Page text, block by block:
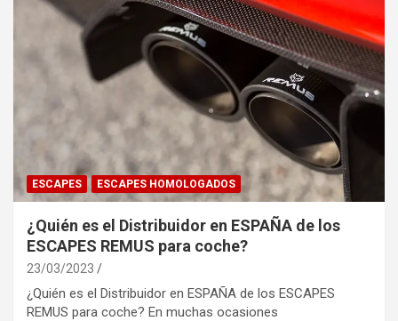
ESCAPES ESCAPES HOMOLOGADOS
¿Quién es el Distribuidor en ESPAÑA de los
ESCAPES REMUS para coche?
23/03/2023
¿Quién es el Distribuidor en ESPAÑA de los ESCAPES
REMUS para coche? En muchas ocasiones